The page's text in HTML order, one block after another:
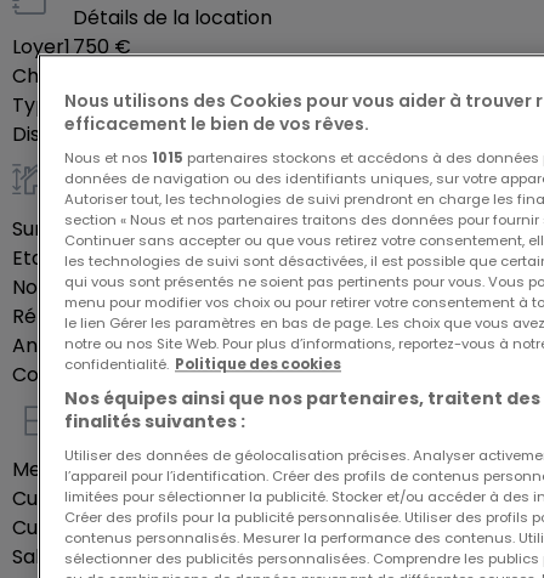
douche privatives
viennent compléter cette offre.
C'EST UNE SOLUTION IDEALE IL N'Y A PLUS QU'A POSER
SA VALISE TOUT EST INCLUS (INTERNET TELEVISION
ELECTRICITE EAU CHAUFFAGE DRAPS SERVIETTES
USTENSILES DE CUSINE MACHINE A LAVER SECHE LINGE
ETC)
VIDEO SUR DEMANDE
A VISITER ABSOLUMENT COUP DE COEUR ASSURE!!
Pour plus de renseignements et pour convenir
Détails de la location
Loyer1 750 €
Charges mensuelles
Type de mandatExclusif
Disponibilité15/06/2026
Général
Surface habitable90m²
Etage du bien2
Nombre de chambres2
RénovéOui
Année de rénovation2024
Coliving accepté Oui
MeubléOui
Cuisine équipéeOui
Cuisine ouverteOui
Salles de douche2
Nous utilisons des Cookies pour vous aider à trouver
efficacement le bien de vos rêves.
Nous et nos 1015 partenaires stockons et accédons à des
données de navigation ou des identifiants uniques, sur votre
Autoriser tout, les technologies de suivi prendront en charge les
section « Nous et nos partenaires traitons des données pour fournir
Continuer sans accepter ou que vous retirez votre consentement,
les technologies de suivi sont désactivées, il est possible que
qui vous sont présentés ne soient pas pertinents pour vous. Vous
menu pour modifier vos choix ou pour retirer votre consentement à
le lien Gérer les paramètres en bas de page. Les choix que vous
notre ou nos Site Web. Pour plus d’informations, reportez-vous à
confidentialité. Politique des cookies
Nos équipes ainsi que nos partenaires, traitent
finalités suivantes :
Utiliser des données de géolocalisation précises. Analyser
l’appareil pour l’identification. Créer des profils de contenus
limitées pour sélectionner la publicité. Stocker et/ou accéder à des
Créer des profils pour la publicité personnalisée. Utiliser des profils
contenus personnalisés. Mesurer la performance des contenus.
sélectionner des publicités personnalisées. Comprendre les